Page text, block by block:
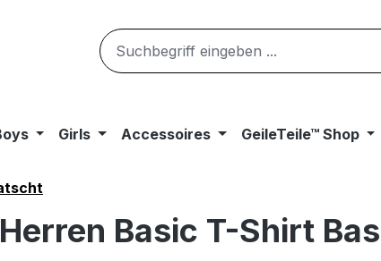
Girls Accessoires GeileTeile™ Shop
Basic T-Shirt